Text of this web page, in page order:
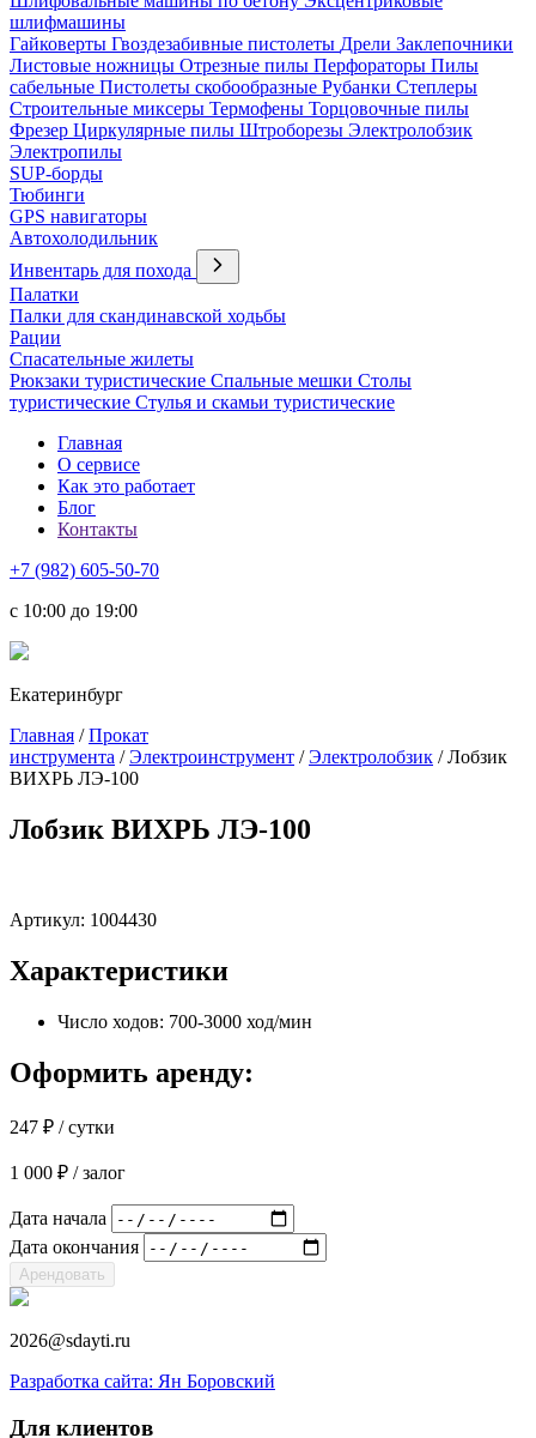
шлифмашины
Гайковерты Гвоздезабивные пистолеты Дрели Заклепочники
Листовые ножницы Отрезные пилы Перфораторы Пилы
сабельные Пистолеты скобообразные Рубанки Степлеры
Строительные миксеры Термофены Торцовочные пилы
Фрезер Циркулярные пилы Штроборезы Электролобзик
Электропилы
SUP-борды
Тюбинги
GPS навигаторы
Автохолодильник
Инвентарь для похода
Палатки
Палки для скандинавской ходьбы
Рации
Спасательные жилеты
Рюкзаки туристические Спальные мешки Столы
туристические Стулья и скамьи туристические
Главная
О сервисе
Как это работает
Блог
Контакты
+7 (982) 605-50-70
c 10:00 до 19:00
Екатеринбург
Главная /Прокат
инструмента /Электроинструмент /Электролобзик / Лобзик
ВИХРЬ ЛЭ-100
Лобзик ВИХРЬ ЛЭ-100
Артикул: 1004430
Характеристики
Число ходов: 700-3000 ход/мин
Оформить аренду:
247 ₽ / сутки
1 000 ₽ / залог
Дата начала
Дата окончания
Арендовать
2026@sdayti.ru
Разработка сайта: Ян Боровский
Для клиентов